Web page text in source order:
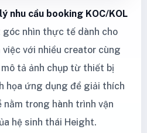
nhu cầu booking KOC/KOL
góc nhìn thực tế dành cho
với nhiều creator cùng
tả ảnh chụp từ thiết bị
họa ứng dụng để giải thích
nằm trong hành trình vận
hệ sinh thái Height.